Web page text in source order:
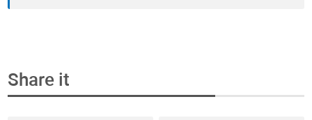
Share it